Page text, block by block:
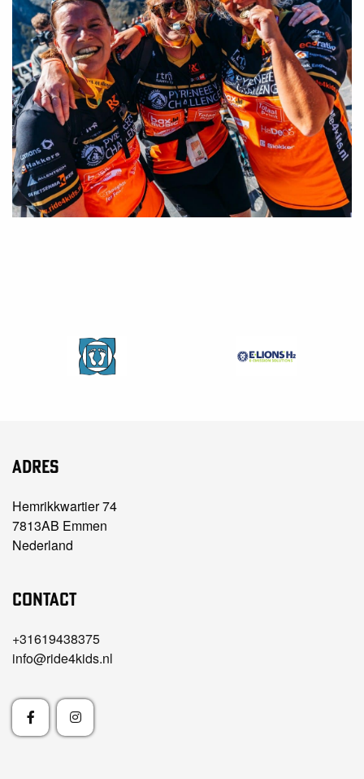
Adres
Hemrikkwartier 74
7813AB Emmen
Nederland
Contact
+31619438375
info@ride4kids.nl